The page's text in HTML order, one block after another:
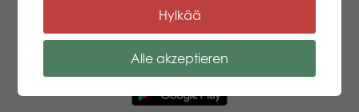
Hylkää
Alle akzeptieren